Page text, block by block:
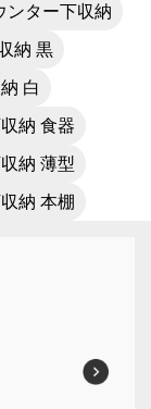
ンター下収納
納 黒
白
納 食器
納 薄型
納 本棚